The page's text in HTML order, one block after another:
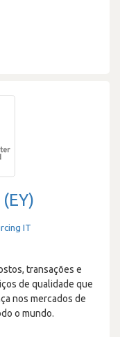
IT
transações e
de qualidade que
nos mercados de
o mundo.